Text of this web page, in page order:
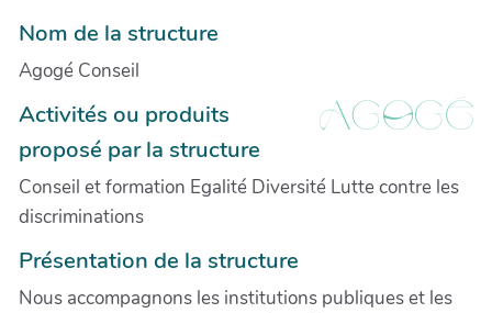
Nom de la structure
Agogé Conseil
Activités ou produits
proposé par la structure
Conseil et formation Egalité Diversité Lutte contre les
discriminations
Présentation de la structure
Nous accompagnons les institutions publiques et les